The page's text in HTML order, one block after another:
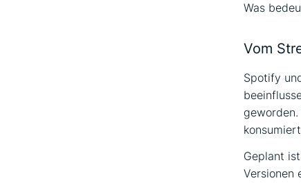
Was
Vom
Spotify
Geplant
Versionen